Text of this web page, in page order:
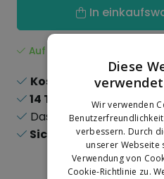
In
Auf Lager
Kostenloser Versand
14 Tage
Rückgaberecht
Das
größteSortiment
Sichere
Online-
Diese
Wir verwenden
verbessern. Durch
unserer Webseite
Verwendung von
Cookie-Richtlinie zu.